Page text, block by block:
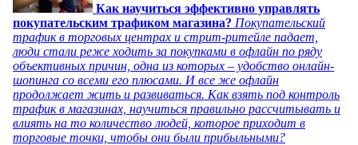
Как научиться эффективно управлять
покупательским трафиком магазина? Покупательский
трафик в торговых центрах и стрит-ритейле падает,
люди стали реже ходить за покупками в офлайн по ряду
объективных причин, одна из которых – удобство онлайн-
шопинга со всеми его плюсами. И все же офлайн
продолжает жить и развиваться. Как взять под контроль
трафик в магазинах, научиться правильно рассчитывать и
влиять на то количество людей, которое приходит в
торговые точки, чтобы они были прибыльными?